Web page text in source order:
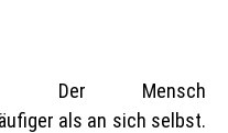
Der Mensch
als an sich selbst.